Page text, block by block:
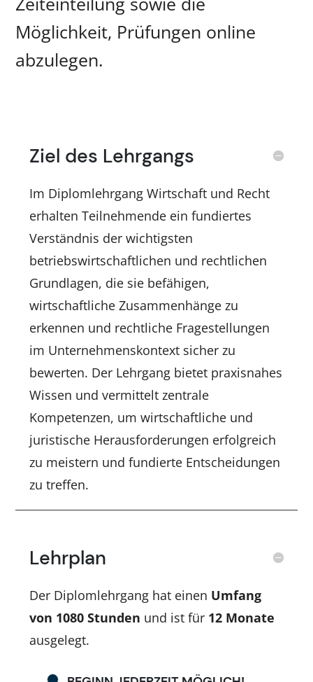
Möglichkeit, Prüfungen online
abzulegen.
Ziel des Lehrgangs
Im Diplomlehrgang Wirtschaft und Recht
erhalten Teilnehmende ein fundiertes
Verständnis der wichtigsten
betriebswirtschaftlichen und rechtlichen
Grundlagen, die sie befähigen,
wirtschaftliche Zusammenhänge zu
erkennen und rechtliche Fragestellungen
im Unternehmenskontext sicher zu
bewerten. Der Lehrgang bietet praxisnahes
Wissen und vermittelt zentrale
Kompetenzen, um wirtschaftliche und
juristische Herausforderungen erfolgreich
zu meistern und fundierte Entscheidungen
zu treffen.
Lehrplan
Der Diplomlehrgang hat einen Umfang
von 1080 Stunden und ist für 12 Monate
ausgelegt.